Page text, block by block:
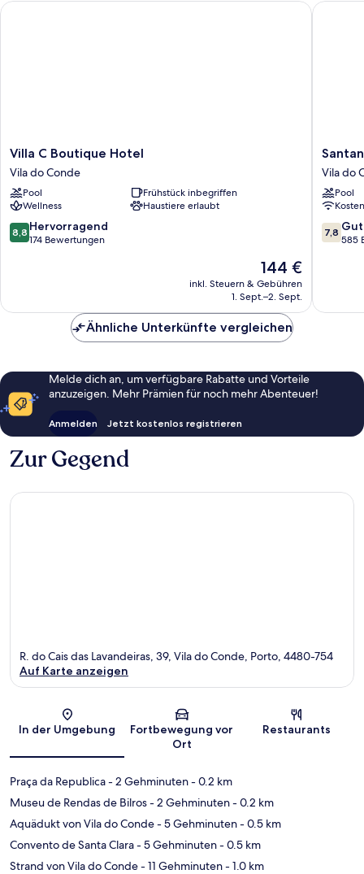
Villa
C
Boutique
Hotel
Vila
do
Conde
Villa C Boutique Hotel
Vila do Conde
Pool
Frühstück inbegriffen
Wellness
Haustiere erlaubt
8.8
von
8,8 Hervorragend
174 Bewertungen
Der
Preis
beträgt
144 €
inkl. Steuern & Gebühren
1. Sept.–2. Sept.
Villa C Boutique Hotel
Santana
Hotel
&
Spa
Vila
do
Conde
Vila do
Pool
7.8
von
7,8 Gut
585
Santana
Ähnliche Unterkünfte vergleichen
Melde dich an, um verfügbare Rabatte und Vorteile
anzuzeigen. Mehr Prämien für noch mehr Abenteuer!
Anmelden Jetzt kostenlos registrieren
Zur Gegend
Karte
R. do Cais das Lavandeiras, 39, Vila do Conde, Porto, 4480-754
Auf Karte anzeigen
In der Umgebung
Fortbewegung vor
Ort
Restaurants
Praça da Republica- 2 Gehminuten- 0.2 km
Museu de Rendas de Bilros- 2 Gehminuten- 0.2 km
Aquädukt von Vila do Conde- 5 Gehminuten- 0.5 km
Convento de Santa Clara- 5 Gehminuten- 0.5 km
Strand von Vila do Conde- 11 Gehminuten- 1.0 km